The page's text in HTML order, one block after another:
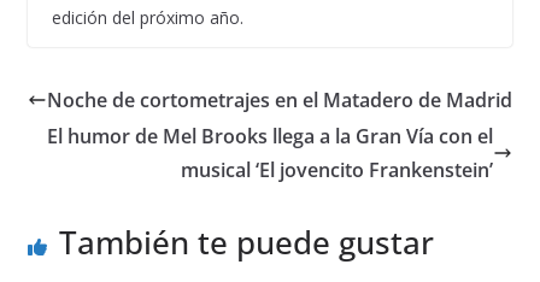
edición del próximo año.
Noche de cortometrajes en el Matadero de Madrid
El humor de Mel Brooks llega a la Gran Vía con el
musical ‘El jovencito Frankenstein’
También te puede gustar